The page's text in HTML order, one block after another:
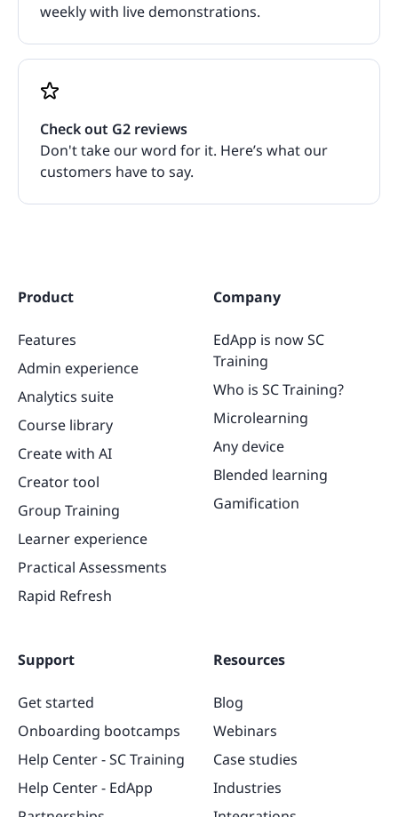
weekly with live demonstrations.
Check out G2 reviews
Don't take our word for it. Here’s what our
customers have to say.
Product
Features
Admin experience
Analytics suite
Course library
Create with AI
Creator tool
Group Training
Learner experience
Practical Assessments
Rapid Refresh
Company
EdApp is now SC
Training
Who is SC Training?
Microlearning
Any device
Blended learning
Gamification
Support
Get started
Onboarding bootcamps
Help Center - SC Training
Help Center - EdApp
Resources
Blog
Webinars
Case studies
Industries